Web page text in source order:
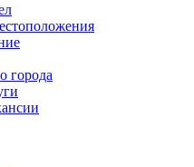
города